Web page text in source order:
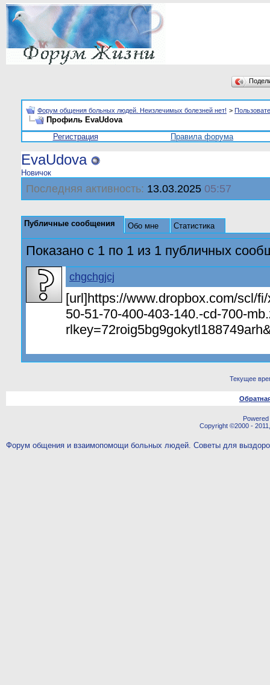
Форум общения больных людей. Неизлечимых болезней нет! >
Профиль EvaUdova
Регистрация
Правила форума
EvaUdova
Новичок
Последняя активность: 13.03.2025 05:57
Публичные сообщения Обо мне Статистика
Показано с 1 по 1 из 1 публичных
chgchgjcj
[url]https://www.dropbox.com/scl/
50-51-70-400-403-140.-cd-700-
Текущее
Copyright ©2000 -
Форум общения и взаимопомощи больных людей. Советы для